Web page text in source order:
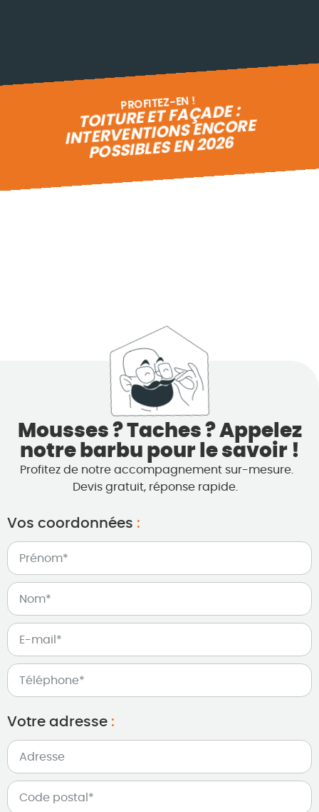
PROFITEZ-EN !
TOITURE ET FAÇADE :
INTERVENTIONS ENCORE
POSSIBLES EN 2026
Mousses ? Taches ? Appelez
notre barbu pour le savoir !
Profitez de notre accompagnement sur-mesure.
Devis gratuit, réponse rapide.
Vos coordonnées :
Votre adresse :